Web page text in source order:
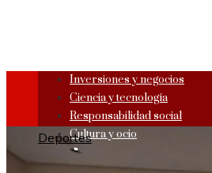
Inversiones y negocios
Ciencia y tecnología
Responsabilidad social
Cultura y ocio
Deportes